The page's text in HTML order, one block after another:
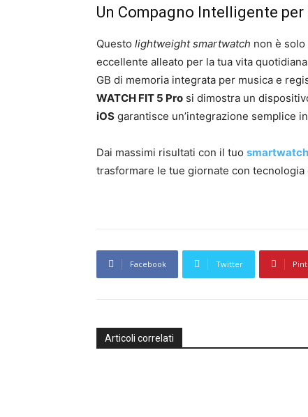
Un Compagno Intelligente
Questo lightweight smartwatch non è solo
eccellente alleato per la tua vita
GB di memoria integrata per musica e
WATCH FIT 5 Pro si dimostra un
iOS garantisce un’integrazione semplice
Dai massimi risultati con il tuo
trasformare le tue giornate con
Facebook Twitter
Articoli correlati